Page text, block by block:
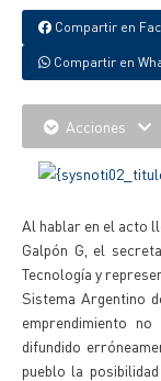
Compartir en
Compartir en
Acciones
Al hablar en el acto
Galpón G, el
Tecnología y
Sistema Argentino
emprendimiento
difundido
pueblo la